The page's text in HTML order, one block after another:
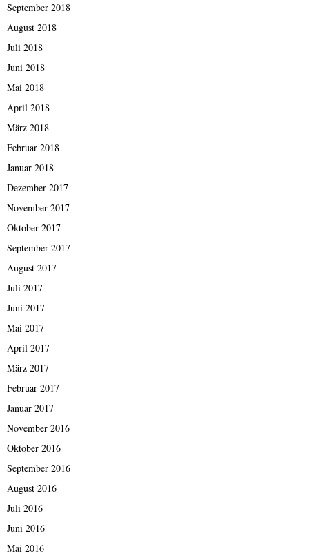
September 2018
August 2018
Juli 2018
Juni 2018
Mai 2018
April 2018
März 2018
Februar 2018
Januar 2018
Dezember 2017
November 2017
Oktober 2017
September 2017
August 2017
Juli 2017
Juni 2017
Mai 2017
April 2017
März 2017
Februar 2017
Januar 2017
November 2016
Oktober 2016
September 2016
August 2016
Juli 2016
Juni 2016
Mai 2016